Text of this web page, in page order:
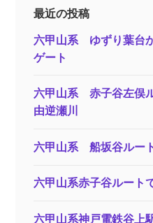
最近の投稿
六甲山系 ゆずり葉台
ゲート
六甲山系 赤子谷左俣
由逆瀬川
六甲山系 船坂谷ルー
六甲山系赤子谷ルート
六甲山系神戸電鉄谷上